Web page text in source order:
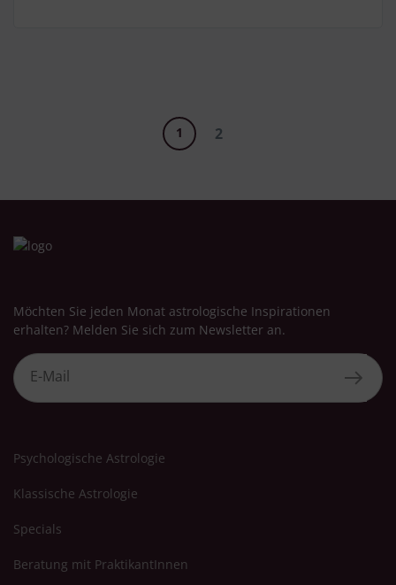
1 2
Möchten Sie jeden Monat astrologische Inspirationen
erhalten? Melden Sie sich zum Newsletter an.
Psychologische Astrologie
Klassische Astrologie
Specials
Beratung mit PraktikantInnen